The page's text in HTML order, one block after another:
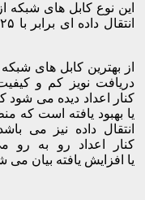
دریافت نویز کم و
انتقال داده نیز می